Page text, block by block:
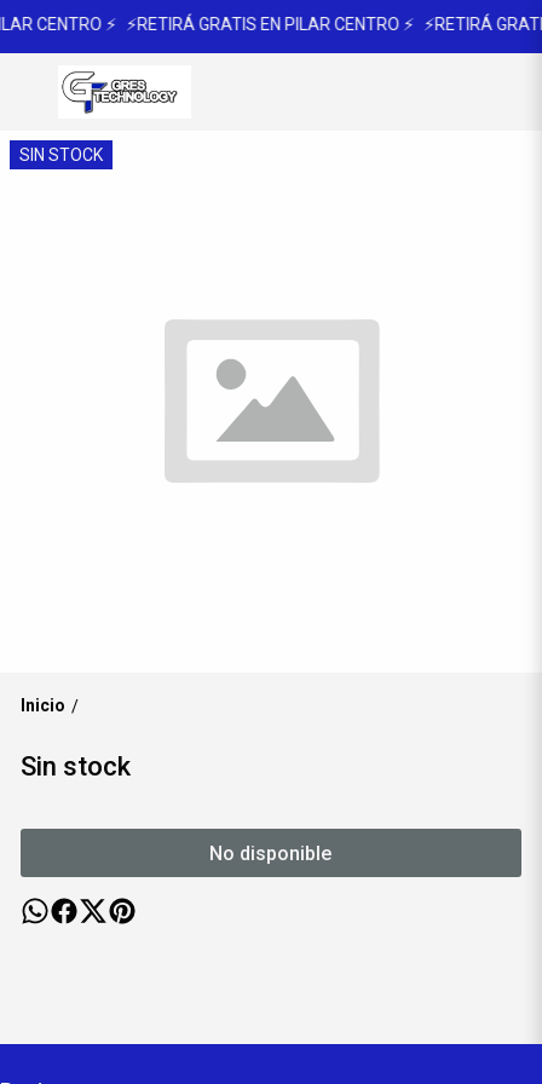
CENTRO ⚡ ⚡RETIRÁ GRATIS EN PILAR CENTRO ⚡ ⚡RETIRÁ
SIN STOCK
Inicio /
Sin stock
No disponible